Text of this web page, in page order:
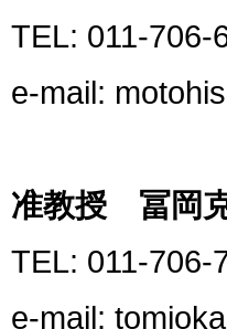
TEL: 011-706-
e-mail:
准教授 冨岡
TEL: 011-706-
e-mail: